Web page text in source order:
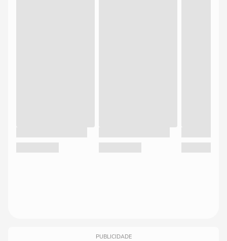
PUBLICIDADE